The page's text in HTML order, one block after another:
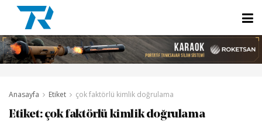
Anasayfa Etiket çok faktörlü kimlik doğrulama
Etiket: çok faktörlü kimlik doğrulama